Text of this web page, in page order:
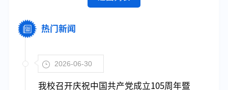
热门新闻
2026-06-30
我校召开庆祝中国共产党成立105周年暨